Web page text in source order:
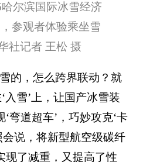
尔滨国际冰雪经济
参观者体验乘坐雪
社记者 王松 摄
的，怎么跨界联动？就
入雪’上，让国产冰雪装
弯道超车’，巧妙攻克‘卡
会说，将新型航空级碳纤
现了减重，又提高了性